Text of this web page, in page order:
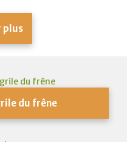
plus
du frêne